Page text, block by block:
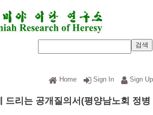
Home Sign In Sign Up
드리는 공개질의서(평양남노회 정병